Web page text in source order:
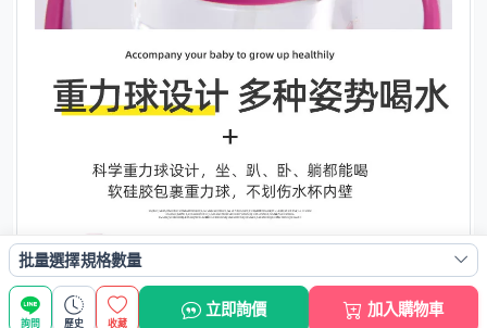
批量選擇規格數量
詢問 歷史 收藏
立即詢價 加入購物車